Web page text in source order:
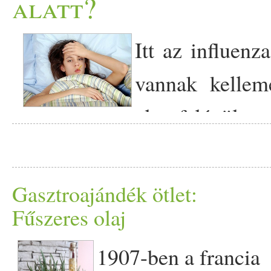
kedvelői érdeklődéssel
Itt az
vannak
alatt felépül a
praktikákkal. Mivel vírus
szükség, az orvosok is
a hangsúlyt. Én azon a
Gasztroajándék ötlet:
Fűszeres olaj
1907-ben a francia